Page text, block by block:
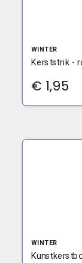
WINTER
Kerststrik -
€ 1,95
WINTER